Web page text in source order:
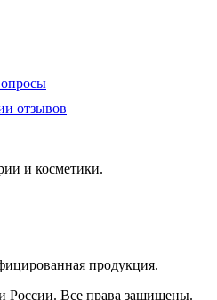
отзывов
и косметики.
продукция.
России. Все права защищены.